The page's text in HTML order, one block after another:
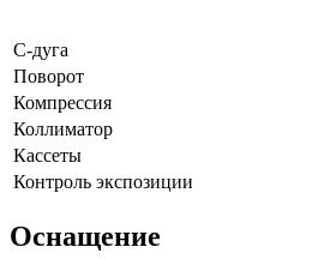
С-дуга
Поворот
Компрессия
Коллиматор
Кассеты
Контроль экспозиции
Оснащение